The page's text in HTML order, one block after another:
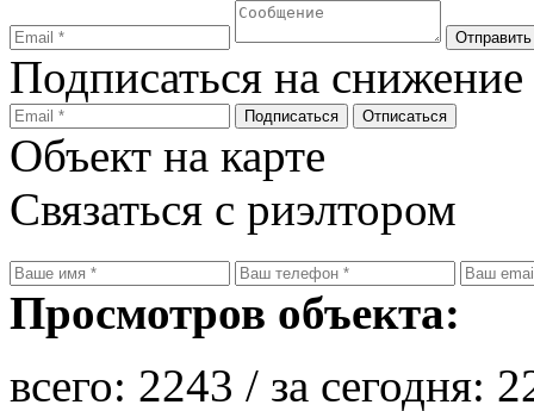
Подписаться на
Объект на карте
Связаться с риэлтором
Просмотров объекта:
всего: 2243 / за сегодня: